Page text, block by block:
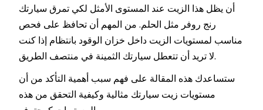
أن يظل هذا الزيت عند المستوى الأمثل لكي تمرق سيارتك
رنج روفر مثل الحلم. من المهم أن تحافظ على فحص
مناسب لمستويات الزيت داخل خزان الوقود بانتظام إذا كنت
لا تريد أن تتعطل سيارتك الثمينة في منتصف الطريق.
ستساعدك هذه المقالة على فهم سبب أهمية التأكد من أن
مستويات زيت سيارتك مثالية وكيفية التحقق من هذه